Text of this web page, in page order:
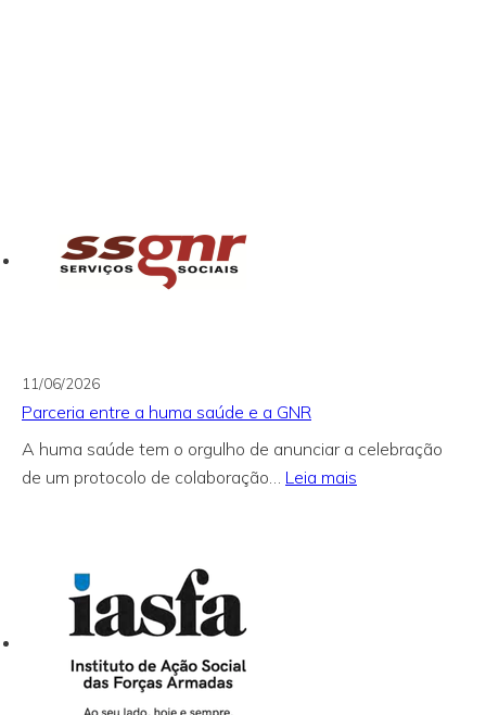
11/06/2026
Parceria entre a huma saúde e a GNR
A huma saúde tem o orgulho de anunciar a celebração
de um protocolo de colaboração… Leia mais